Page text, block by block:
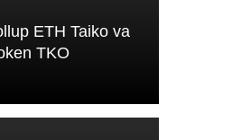
ETH Taiko va
TKO